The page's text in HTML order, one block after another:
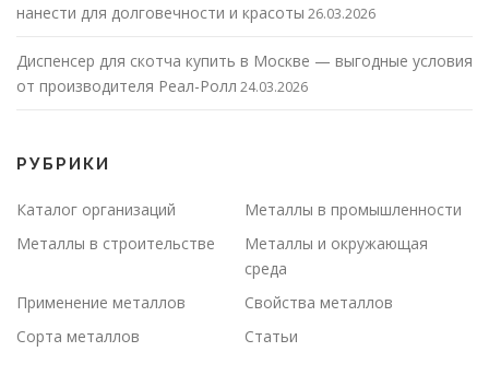
нанести для долговечности и красоты 26.03.2026
Диспенсер для скотча купить в Москве — выгодные условия
от производителя Реал-Ролл 24.03.2026
РУБРИКИ
Каталог организаций
Металлы в промышленности
Металлы в строительстве
Металлы и окружающая
среда
Применение металлов
Свойства металлов
Сорта металлов
Статьи